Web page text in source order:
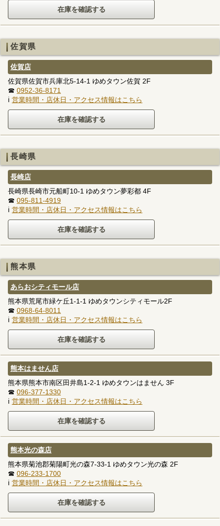
佐賀県
佐賀店
佐賀県佐賀市兵庫北5-14-1 ゆめタウン佐賀 2F
☎ 0952-36-8171
ℹ 営業時間・店休日・アクセス情報はこちら
長崎県
長崎店
長崎県長崎市元船町10-1 ゆめタウン夢彩都 4F
☎ 095-811-4919
ℹ 営業時間・店休日・アクセス情報はこちら
熊本県
あらおシティモール店
熊本県荒尾市緑ケ丘1-1-1 ゆめタウンシティモール2F
☎ 0968-64-8011
ℹ 営業時間・店休日・アクセス情報はこちら
熊本はません店
熊本県熊本市南区田井島1-2-1 ゆめタウンはません 3F
☎ 096-377-1330
ℹ 営業時間・店休日・アクセス情報はこちら
熊本光の森店
熊本県菊池郡菊陽町光の森7-33-1 ゆめタウン光の森 2F
☎ 096-233-1700
ℹ 営業時間・店休日・アクセス情報はこちら